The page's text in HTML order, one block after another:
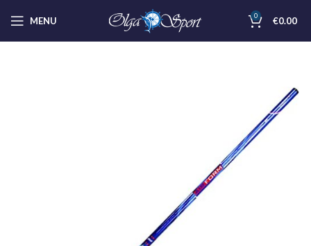
MENU 0 €0.00